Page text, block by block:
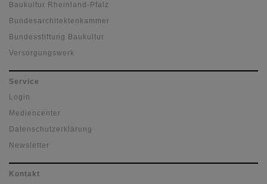
Baukultur Rheinland-Pfalz
Bundesarchitektenkammer
Bundesstiftung Baukultur
Versorgungswerk
Service
Login
Mediencenter
Datenschutzerklärung
Newsletter
Kontakt